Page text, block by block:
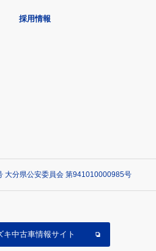
採用情報
大分県公安委員会 第941010000985号
キ中古車情報サイト